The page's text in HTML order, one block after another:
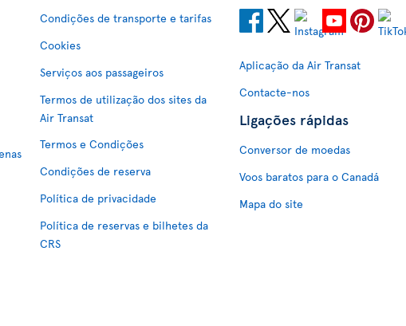
Condições de transporte e tarifas
Cookies
Serviços aos passageiros
Termos de utilização dos sites da
Air Transat
Termos e Condições
Condições de reserva
Política de privacidade
Política de reservas e bilhetes da
CRS
Aplicação da Air Transat
Contacte-nos
Ligações rápidas
Conversor de moedas
Voos baratos para o Canadá
Mapa do site